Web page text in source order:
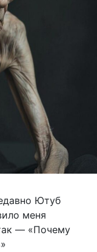
Ютуб
меня
— «Почему